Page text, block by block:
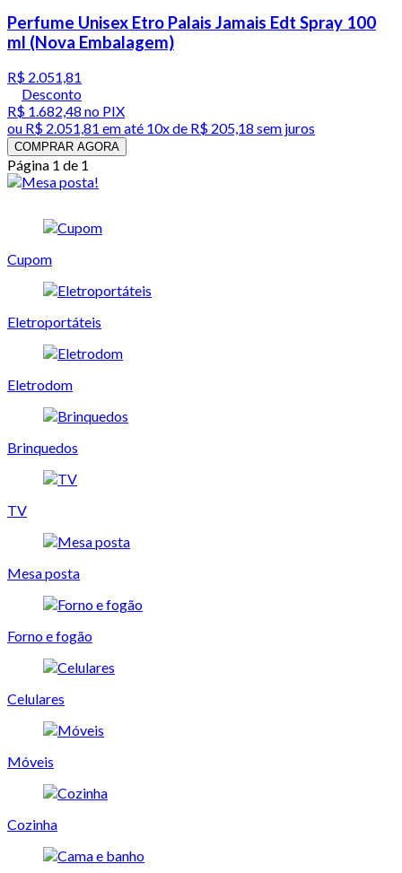
Perfume Unisex Etro Palais Jamais Edt Spray 100
ml (Nova Embalagem)
R$ 2.051,81
Desconto
R$ 1.682,48 no PIX
ou R$ 2.051,81 em até 10x de R$ 205,18 sem juros
COMPRAR AGORA
Página 1 de 1
Cupom
Eletroportáteis
Eletrodom
Brinquedos
TV
Mesa posta
Forno e fogão
Celulares
Móveis
Cozinha